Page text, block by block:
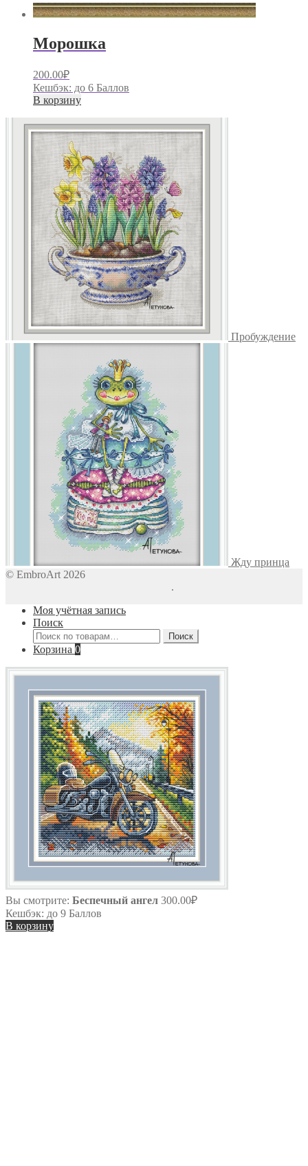
Морошка
200.00₽
Кешбэк: до 6 Баллов
В корзину
Пробуждение
Жду принца
© EmbroArt 2026
.
Моя учётная запись
Поиск
Искать:
Поиск
Корзина 0
Вы смотрите: Беспечный ангел 300.00₽
Кешбэк: до 9 Баллов
В корзину